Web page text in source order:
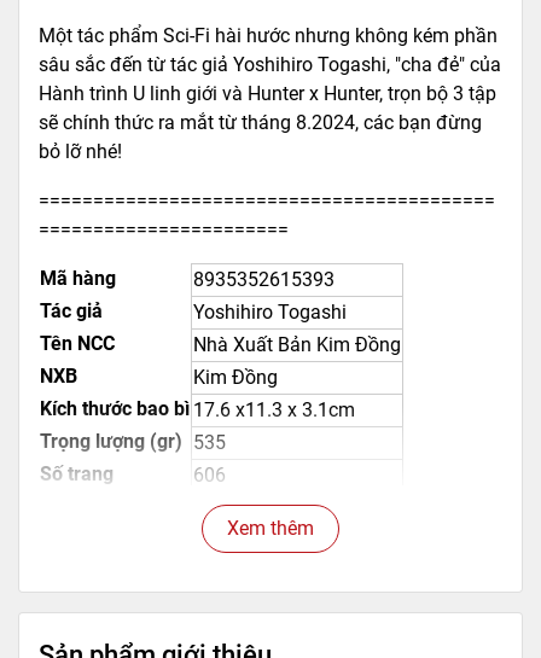
Một tác phẩm Sci-Fi hài hước nhưng không kém phần
sâu sắc đến từ tác giả Yoshihiro Togashi, "cha đẻ" của
Hành trình U linh giới và Hunter x Hunter, trọn bộ 3 tập
sẽ chính thức ra mắt từ tháng 8.2024, các bạn đừng
bỏ lỡ nhé!
==========================================
=======================
Mã hàng
8935352615393
Tác giả
Yoshihiro Togashi
Tên NCC
Nhà Xuất Bản Kim Đồng
NXB
Kim Đồng
Kích thước bao bì 17.6 x11.3 x 3.1cm
Trọng lượng (gr) 535
Số trang
606
Bìa mềm
Xem thêm